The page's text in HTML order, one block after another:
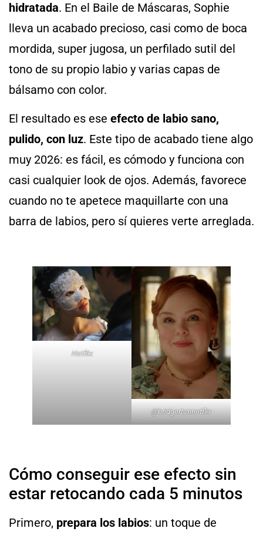
hidratada. En el Baile de Máscaras, Sophie
lleva un acabado precioso, casi como de boca
mordida, super jugosa, un perfilado sutil del
tono de su propio labio y varias capas de
bálsamo con color.
El resultado es ese efecto de labio sano,
pulido, con luz. Este tipo de acabado tiene algo
muy 2026: es fácil, es cómodo y funciona con
casi cualquier look de ojos. Además, favorece
cuando no te apetece maquillarte con una
barra de labios, pero sí quieres verte arreglada.
Netflix
@bridgertonnetflix
Cómo conseguir ese efecto sin
estar retocando cada 5 minutos
Primero, prepara los labios: un toque de